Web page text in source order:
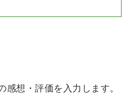
感想・評価を入力します。